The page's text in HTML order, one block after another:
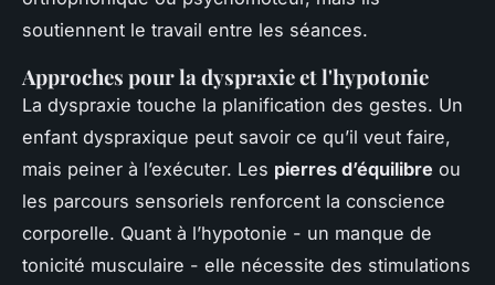
soutiennent le travail entre les séances.
Approches pour la dyspraxie et l'hypotonie
La dyspraxie touche la planification des gestes. Un
enfant dyspraxique peut savoir ce qu’il veut faire,
mais peiner à l’exécuter. Les pierres d’équilibre ou
les parcours sensoriels renforcent la conscience
corporelle. Quant à l’hypotonie - un manque de
tonicité musculaire - elle nécessite des stimulations